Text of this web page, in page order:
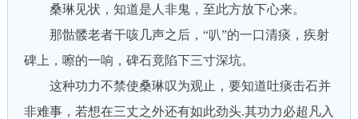
桑琳见状，知道是人非鬼，至此方放下心来。
那骷髅老者干咳几声之后，“叭”的一口清痰，疾射
碑上，嚓的一响，碑石竟陷下三寸深坑。
这种功力不禁使桑琳叹为观止，要知道吐痰击石并
非难事，若想在三丈之外还有如此劲头.其功力必超凡入